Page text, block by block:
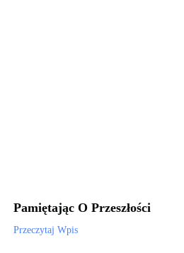
Pamiętając O Przeszłości
Przeczytaj Wpis